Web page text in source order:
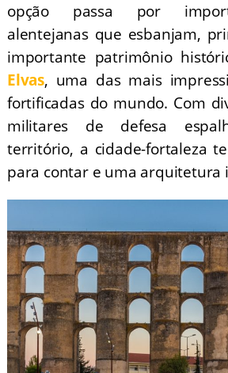
opção passa por
alentejanas que esbanjam,
importante patrimônio
Elvas, uma das mais
fortificadas do mundo. Com
militares de defesa
território, a cidade-fortaleza
para contar e uma arquitetura